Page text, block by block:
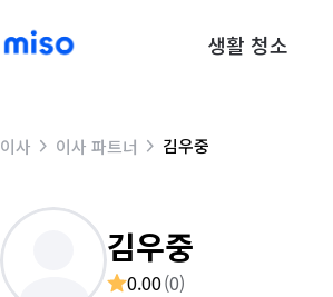
생활 청소
이사 이사 파트너 김우중
김우중
0.00(0)